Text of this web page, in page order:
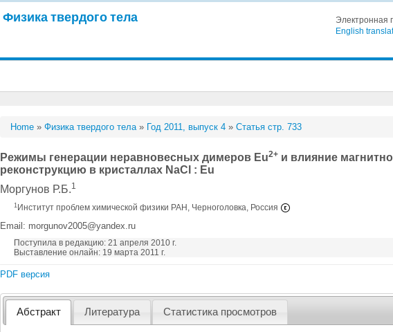
Физика твердого тела Электронная
English
Home »Физика твердого тела» Год 2011, выпуск 4 »Статья стр. 733
Режимы генерации неравновесных димеров Eu2+ и влияние
реконструкцию в кристаллах NaCl : Eu
Моргунов Р.Б.1
1 Институт проблем химической физики РАН, Черноголовка, Россия
Email: morgunov2005@yandex.ru
Поступила в редакцию: 21 апреля 2010 г.
Выставление онлайн: 19 марта 2011 г.
PDF версия
Абстракт Литература Статистика просмотров